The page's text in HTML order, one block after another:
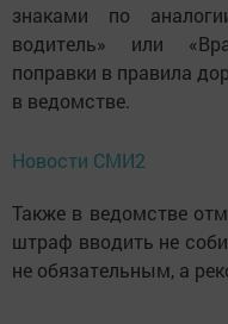
знаками по
водитель» или
поправки в правила
в ведомстве.
Новости СМИ2
Также в ведомстве
штраф вводить не
не обязательным, а